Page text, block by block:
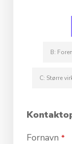
B:
C: Større
Fornavn *